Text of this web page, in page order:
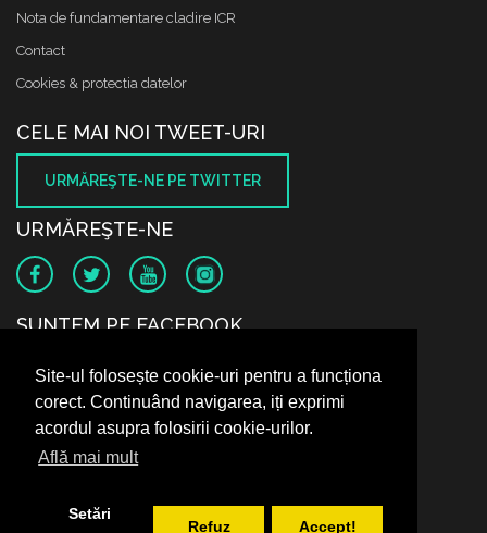
Site-ul folosește cookie-uri pentru a funcționa
corect. Continuând navigarea, iți exprimi
acordul asupra folosirii cookie-urilor.
Află mai mult
Setări
Refuz Accept!
Nota de fundamentare cladire ICR
Contact
Cookies & protectia datelor
CELE MAI NOI TWEET-URI
URMĂREŞTE-NE PE TWITTER
URMĂREŞTE-NE
SUNTEM PE FACEBOOK